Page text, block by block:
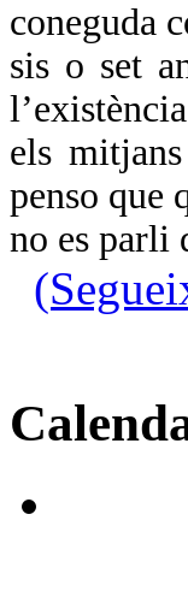
coneguda
sis o set
els
penso que
no es parli